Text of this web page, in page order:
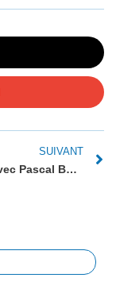
SUIVANT
Entretien avec Pascal Boniface : Proche-Orient, à la recherche de la paix. Désespérément.